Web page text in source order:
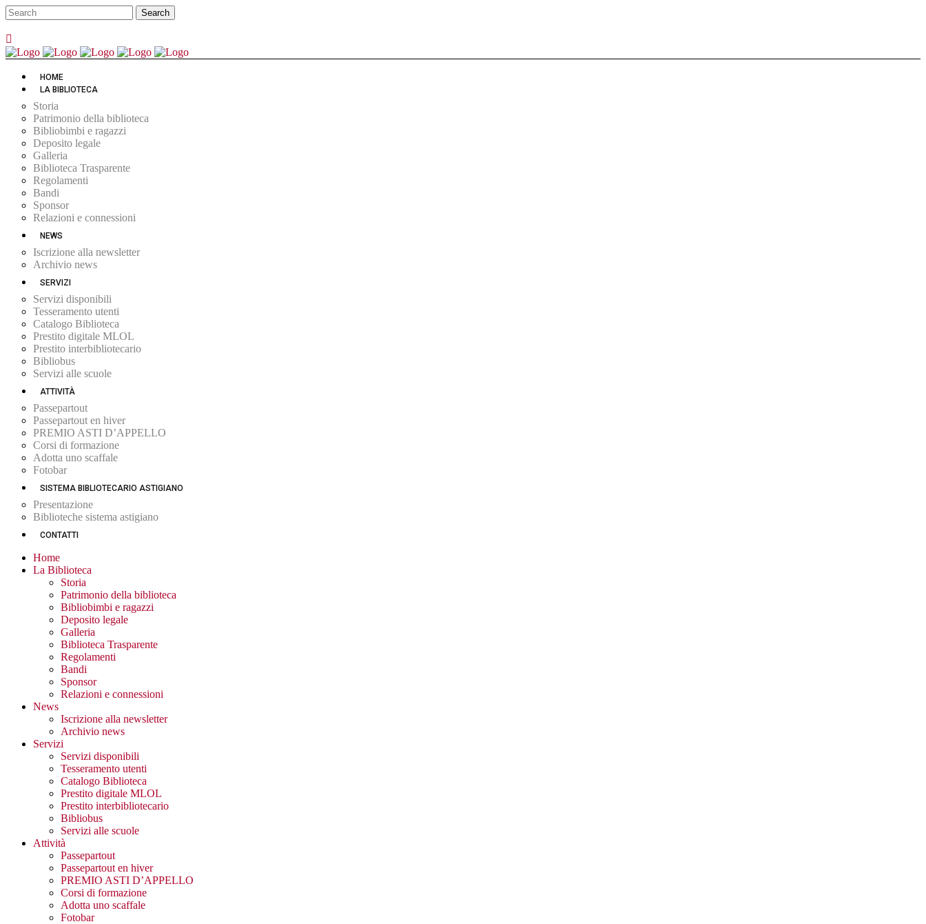
HOME
LA BIBLIOTECA
Storia
Patrimonio della biblioteca
Bibliobimbi e ragazzi
Deposito legale
Galleria
Biblioteca Trasparente
Regolamenti
Bandi
Sponsor
Relazioni e connessioni
NEWS
Iscrizione alla newsletter
Archivio news
SERVIZI
Servizi disponibili
Tesseramento utenti
Catalogo Biblioteca
Prestito digitale MLOL
Prestito interbibliotecario
Bibliobus
Servizi alle scuole
ATTIVITÀ
Passepartout
Passepartout en hiver
PREMIO ASTI D’APPELLO
Corsi di formazione
Adotta uno scaffale
Fotobar
SISTEMA BIBLIOTECARIO ASTIGIANO
Presentazione
Biblioteche sistema astigiano
CONTATTI
Home
La Biblioteca
Storia
Patrimonio della biblioteca
Bibliobimbi e ragazzi
Deposito legale
Galleria
Biblioteca Trasparente
Regolamenti
Bandi
Sponsor
Relazioni e connessioni
News
Iscrizione alla newsletter
Archivio news
Servizi
Servizi disponibili
Tesseramento utenti
Catalogo Biblioteca
Prestito digitale MLOL
Prestito interbibliotecario
Bibliobus
Servizi alle scuole
Attività
Passepartout
Passepartout en hiver
PREMIO ASTI D’APPELLO
Corsi di formazione
Adotta uno scaffale
Fotobar